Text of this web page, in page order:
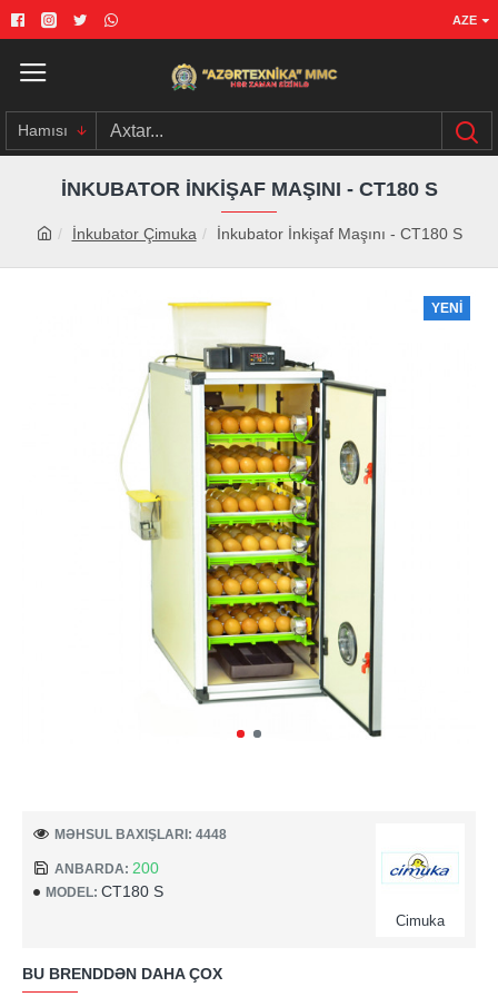
AZE
Hamısı
İnkubator Çimuka İnkubator İnkişaf Maşını - CT180 S
İNKUBATOR İNKIŞAF MAŞINI - CT180 S
YENI
ANBARDA: 200
MODEL: CT180 S
Cimuka
MƏHSUL BAXIŞLARI: 4448
BU BRENDDƏN DAHA ÇOX